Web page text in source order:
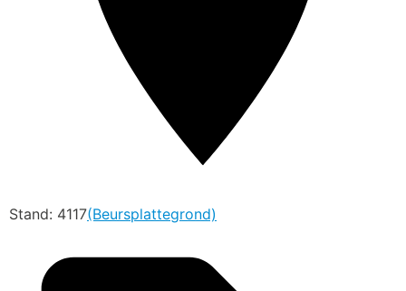
Stand: 4117(Beursplattegrond)